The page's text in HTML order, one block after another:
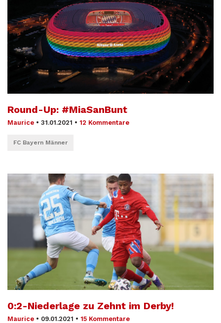
Round-Up: #MiaSanBunt
Maurice • 31.01.2021 • 12 Kommentare
FC Bayern Männer
0:2-Niederlage zu Zehnt im Derby!
Maurice • 09.01.2021 • 15 Kommentare